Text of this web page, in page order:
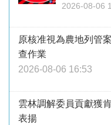
2026-08-06
原核准視為農地列管
查作業
2026-08-06 16:53
雲林調解委員貢獻獲
表揚